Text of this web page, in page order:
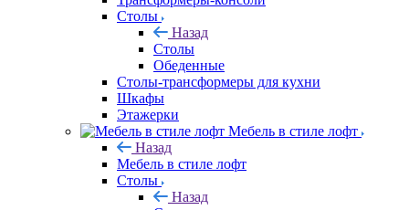
Столы
Назад
Столы
Обеденные
Столы-трансформеры для кухни
Шкафы
Этажерки
Мебель в стиле лофт
Назад
Мебель в стиле лофт
Столы
Назад